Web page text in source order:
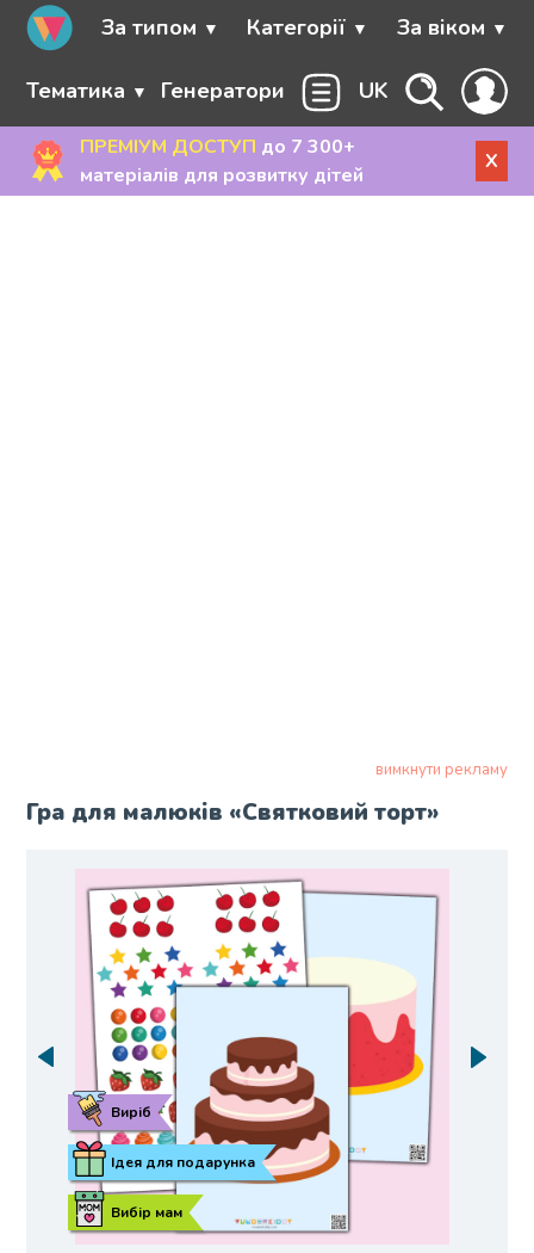
За типом Категорії За віком
Тематика Генератори UK
ПРЕМІУМ ДОСТУП до 7 300+
матеріалів для розвитку дітей
X
вимкнути рекламу
Гра для малюків «Святковий торт»
Вибір мам
Ідея для подарунка
Виріб